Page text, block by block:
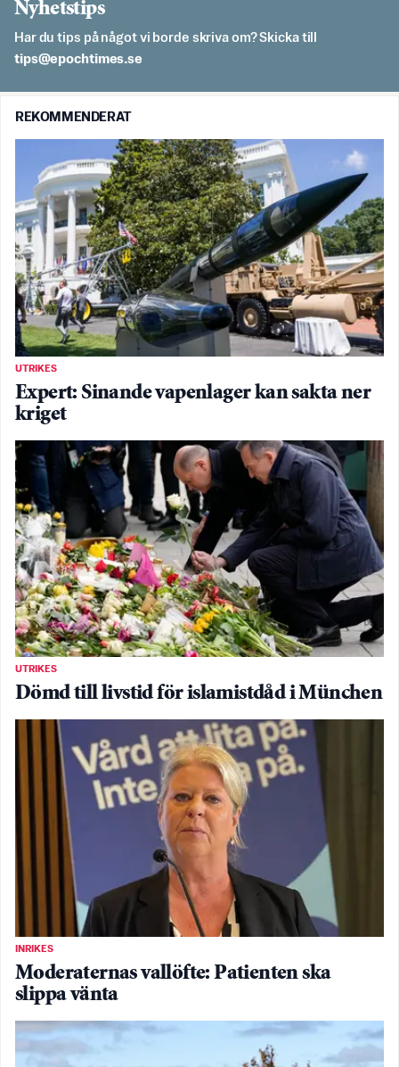
Nyhetstips
Har du tips på något vi borde skriva om? Skicka till
es.semithcope@spit
REKOMMENDERAT
UTRIKES
Expert: Sinande vapenlager kan sakta ner
kriget
UTRIKES
Dömd till livstid för islamistdåd i München
INRIKES
Moderaternas vallöfte: Patienten ska
slippa vänta